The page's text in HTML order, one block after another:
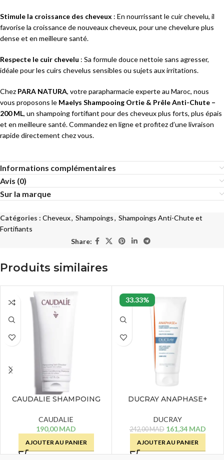
Stimule la croissance des cheveux : En nourrissant le cuir chevelu, il
favorise la croissance de nouveaux cheveux, pour une chevelure plus
dense et en meilleure santé.
Respecte le cuir chevelu : Sa formule douce nettoie sans agresser,
idéale pour les cuirs chevelus sensibles ou sujets aux irritations.
Chez PARA NATURA, votre parapharmacie experte au Maroc, nous
vous proposons le Maelys Shampooing Ortie & Prêle Anti-Chute –
200 ML, un shampoing fortifiant pour des cheveux plus forts, plus épais
et en meilleure santé. Commandez en ligne et profitez d’une livraison
rapide directement chez vous.
Informations complémentaires
Avis (0)
Sur la marque
Catégories : Cheveux, Shampoings, Shampoings Anti-Chute et
Fortifiants
Share:
Produits similaires
CAUDALIE SHAMPOING
CAUDALIE
190,00MAD
AJOUTER AU PANIER
33.33%
DUCRAY ANAPHASE+
– 200 ML
DUCRAY
242,00MAD 161,34 MAD
AJOUTER AU PANIER